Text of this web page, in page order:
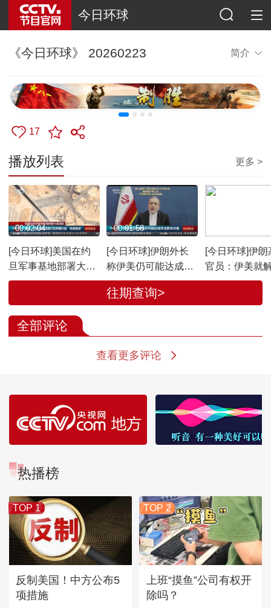
今日环球
《今日环球》 20260223 简介
17
播放列表 更多 >
[今日环球]美国在约
旦军事基地部署大量
战机
00:02:04
[今日环球]伊朗外长
称伊美仍可能达成外
交解决方案
00:01:58
[今日环球]伊朗
官员：伊美就
裁核心议题仍
往期查询>
全部评论
查看更多评论
热播榜
TOP 1
反制美国！中方公布5
项措施
TOP 2
上班“摸鱼”公司有权开
除吗？